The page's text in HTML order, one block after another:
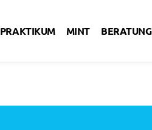
PRAKTIKUM MINT BERATUNG